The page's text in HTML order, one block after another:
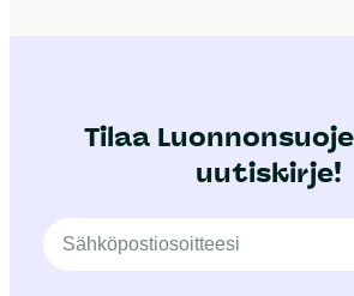
Tilaa
uutiskirje!